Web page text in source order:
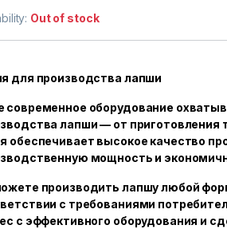
Out of stock
для производства лапши
современное оборудование
лапши — от приготовления
обеспечивает высокое качество
мощность и
производить лапшу любой
с требованиями
с эффективного оборудования и